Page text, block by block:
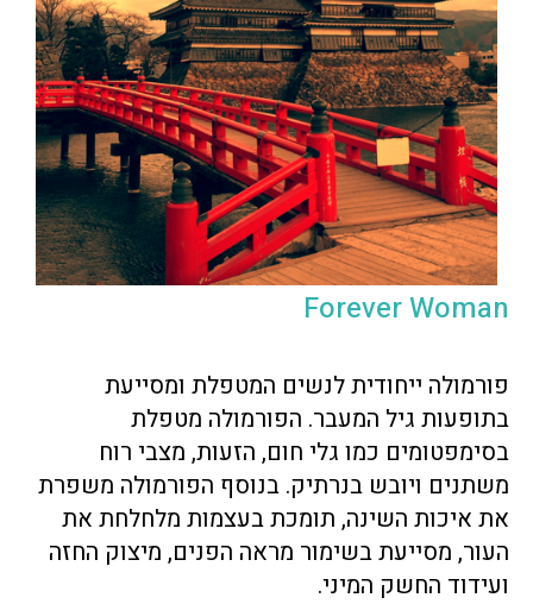
Forever Woman
פורמולה ייחודית לנשים המטפלת ומסייעת
בתופעות גיל המעבר. הפורמולה מטפלת
בסימפטומים כמו גלי חום, הזעות, מצבי רוח
משתנים ויובש בנרתיק. בנוסף הפורמולה משפרת
את איכות השינה, תומכת בעצמות מלחלחת את
העור, מסייעת בשימור מראה הפנים, מיצוק החזה
ועידוד החשק המיני.